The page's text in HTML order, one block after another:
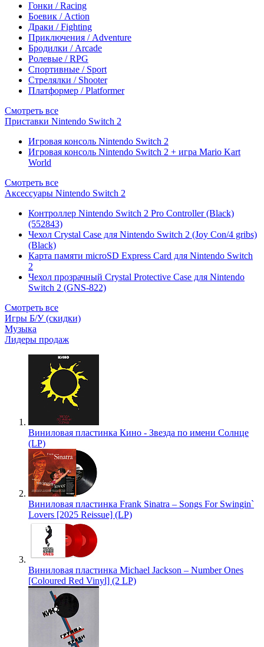
Гонки / Racing
Боевик / Action
Драки / Fighting
Приключения / Adventure
Бродилки / Arcade
Ролевые / RPG
Спортивные / Sport
Стрелялки / Shooter
Платформер / Platformer
Смотреть все
Приставки Nintendo Switch 2
Игровая консоль Nintendo Switch 2
Игровая консоль Nintendo Switch 2 + игра Mario Kart
World
Смотреть все
Аксессуары Nintendo Switch 2
Контроллер Nintendo Switch 2 Pro Controller (Black)
(552843)
Чехол Сrystal Сase для Nintendo Switch 2 (Joy Con/4 gribs)
(Black)
Карта памяти microSD Express Card для Nintendo Switch
2
Чехол прозрачный Crystal Protective Case для Nintendo
Switch 2 (GNS-822)
Смотреть все
Игры Б/У (скидки)
Музыка
Лидеры продаж
Виниловая пластинка Кино - Звезда по имени Солнце
(LP)
Виниловая пластинка Frank Sinatra – Songs For Swingin`
Lovers [2025 Reissue] (LP)
Виниловая пластинка Michael Jackson – Number Ones
[Coloured Red Vinyl] (2 LP)